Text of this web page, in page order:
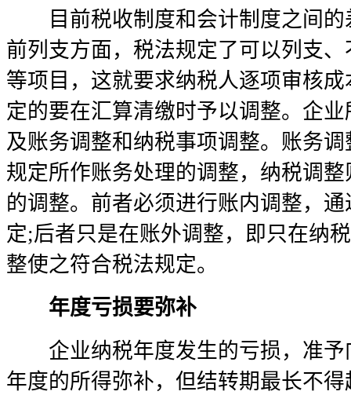
目前税收制度和会计制度之间的
前列支方面，税法规定了可以列支
等项目，这就要求纳税人逐项审核
定的要在汇算清缴时予以调整。企
及账务调整和纳税事项调整。账务
规定所作账务处理的调整，纳税调
的调整。前者必须进行账内调整，
定;后者只是在账外调整，即只在纳
整使之符合税法规定。
年度亏损要弥补
企业纳税年度发生的亏损，准予
年度的所得弥补，但结转期最长不得